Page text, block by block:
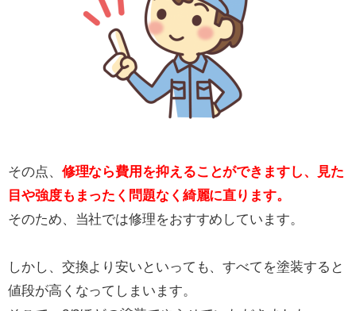
その点、 修理なら費用を抑えることができますし、見た
目や強度もまったく問題なく綺麗に直ります。
そのため、当社では修理をおすすめしています。
しかし、交換より安いといっても、すべてを塗装すると
値段が高くなってしまいます。